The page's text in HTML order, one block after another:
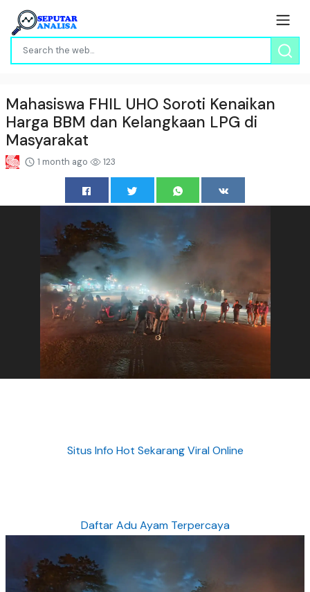
Mahasiswa FHIL UHO Soroti Kenaikan
Harga BBM dan Kelangkaan LPG di
Masyarakat
1 month ago 123
Situs Info Hot Sekarang Viral Online
Daftar Adu Ayam Terpercaya